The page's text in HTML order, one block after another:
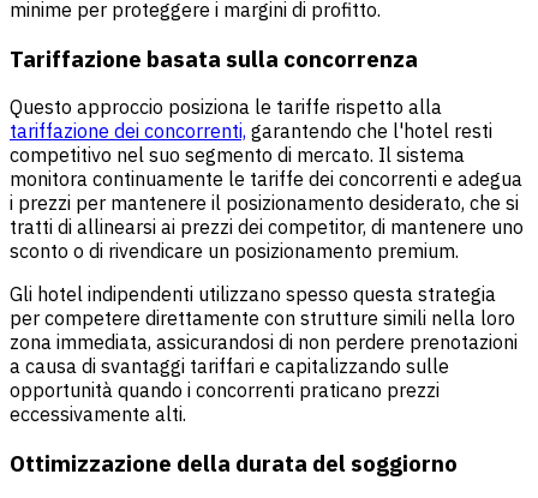
minime per proteggere i margini di profitto.
Tariffazione basata sulla concorrenza
Questo approccio posiziona le tariffe rispetto alla
tariffazione dei concorrenti, garantendo che l'hotel resti
competitivo nel suo segmento di mercato. Il sistema
monitora continuamente le tariffe dei concorrenti e adegua
i prezzi per mantenere il posizionamento desiderato, che si
tratti di allinearsi ai prezzi dei competitor, di mantenere uno
sconto o di rivendicare un posizionamento premium.
Gli hotel indipendenti utilizzano spesso questa strategia
per competere direttamente con strutture simili nella loro
zona immediata, assicurandosi di non perdere prenotazioni
a causa di svantaggi tariffari e capitalizzando sulle
opportunità quando i concorrenti praticano prezzi
eccessivamente alti.
Ottimizzazione della durata del soggiorno